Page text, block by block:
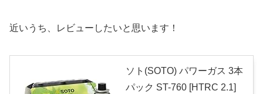
近いうち、レビューしたいと思います！
ソト(SOTO) パワーガス 3本
パック ST-760 [HTRC 2.1]